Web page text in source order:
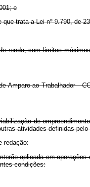
e
trata a Lei nº 9.790, de
renda, com limites
ao Trabalhador -
de
atividades definidas
redação:
aplicada em
condições: